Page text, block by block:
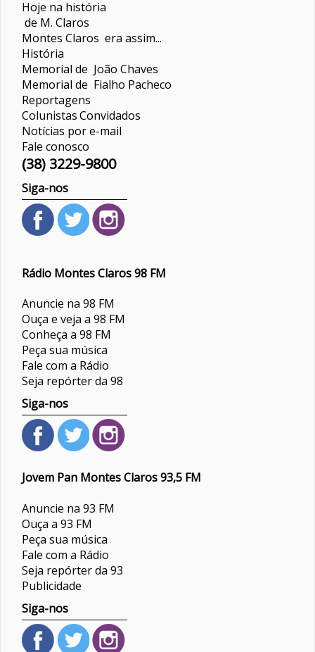
Hoje na história
de M. Claros
Montes Claros era assim...
História
Memorial de João Chaves
Memorial de Fialho Pacheco
Reportagens
ColunistasConvidados
Notícias por e-mail
Fale conosco
(38) 3229-9800
Siga-nos
Rádio Montes Claros 98 FM
Anuncie na 98 FM
Ouça e veja a 98 FM
Conheça a 98 FM
Peça sua música
Fale com a Rádio
Seja repórter da 98
Siga-nos
Jovem Pan Montes Claros 93,5 FM
Anuncie na 93 FM
Ouça a 93 FM
Peça sua música
Fale com a Rádio
Seja repórter da 93
Publicidade
Siga-nos